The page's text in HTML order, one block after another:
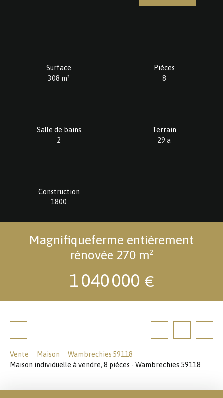
Surface
308 m²
Pièces
8
Salle de bains
2
Terrain
29 a
Construction
1800
Magnifiqueferme entièrement
rénovée 270 m²
1 040 000 €
Vente Maison
Wambrechies 59118
Maison individuelle à vendre, 8 pièces - Wambrechies 59118